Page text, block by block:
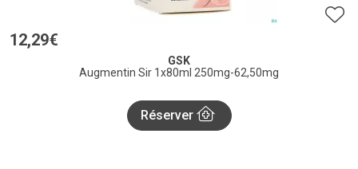
12,29€
GSK
Augmentin Sir 1x80ml 250mg-62,50mg
Réserver